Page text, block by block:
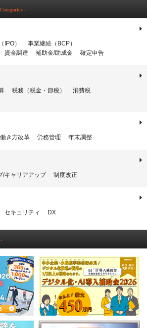
-
IPO）
事業継続（BCP）
資金調達 補助金/助成金 確定申告
税務（税金・節税）
消費税
働き方改革 労務管理 年末調整
/キャリアアップ 制度改正
セキュリティ DX